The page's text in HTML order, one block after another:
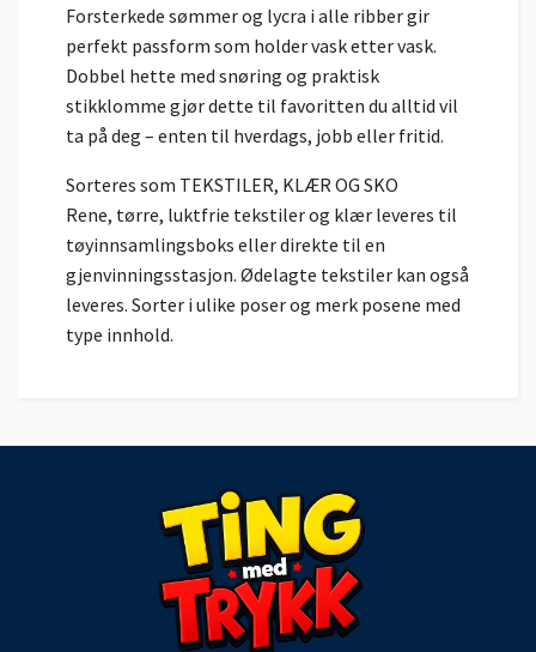
Forsterkede sømmer og lycra i alle ribber gir
perfekt passform som holder vask etter vask.
Dobbel hette med snøring og praktisk
stikklomme gjør dette til favoritten du alltid vil
ta på deg – enten til hverdags, jobb eller fritid.
Sorteres som TEKSTILER, KLÆR OG SKO
Rene, tørre, luktfrie tekstiler og klær leveres til
tøyinnsamlingsboks eller direkte til en
gjenvinningsstasjon. Ødelagte tekstiler kan også
leveres. Sorter i ulike poser og merk posene med
type innhold.